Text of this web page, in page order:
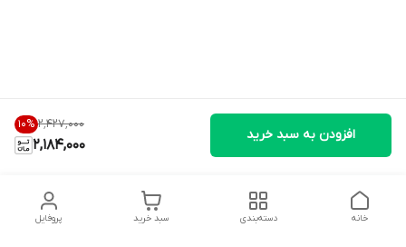
۲٬۴۲۷٬۰۰۰ 10%
2,184,000
افزودن به سبد خرید
پروفایل سبد خرید دسته‌بندی خانه